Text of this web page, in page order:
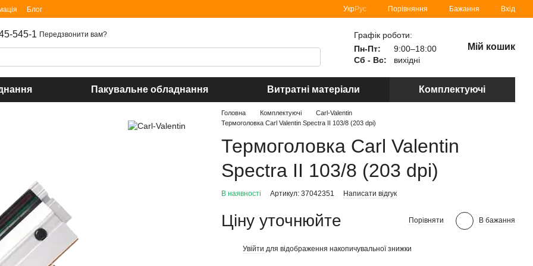
Блог УкрРус Порівняння Бажання Вхід
545-1 Передзвонити вам?
Графік роботи:
Пн-Пт:
9:00–18:00
Сб - Вс:
вихідні
Мій кошик
Пакувальне обладнання Витратні матеріали Комплектуючі
Головна Комплектуючі
Carl-Valentin
Термоголовка Carl Valentin Spectra II 103/8 (203 dpi)
Термоголовка Carl Valentin
Spectra II 103/8 (203 dpi)
В наявності Артикул: 37042351 Написати відгук
Ціну уточнюйте Порівняти В бажання
Увійти для відображення накопичувальної знижки